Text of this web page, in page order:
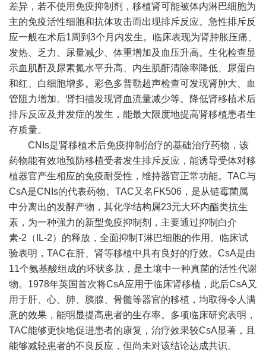
差异，若不使用免疫抑制剂，移植肾可能被体内淋巴细胞为
主的免疫活性细胞和抗体攻击而出现排斥反应。急性排斥反
应一般在术后1周到3个月内发生。临床表现为肾肿胀压痛、
发热、乏力、尿量减少、体重增加及血压升高。生化检查显
示血肌酐及尿素氮水平升高、内生肌酐清除率降低、尿蛋白
和红、白细胞增多。彩色多普勒超声检查可发现肾肿大、血
管阻力增加。肾扫描发现肾血流量减少等。降低肾移植术后
排斥反应及并发症的发生，能最大限度地提高肾移植患者生
存质量。
CNIs是肾移植术后免疫抑制治疗的基础治疗药物，该
药物能有效地预防移植受者发生排斥反应，能诱导受体对移
植器官产生相应的免疫耐受性，维持器官正常功能。TAC与
CsA是CNIs的代表药物。TAC又名FK506，是从链霉菌属
中分离出的发酵产物，其化学结构属23元大环内酯类抗生
素，为一种强力的新型免疫抑制剂，主要通过抑制白介
素-2（IL-2）的释放，全面抑制T淋巴细胞的作用。临床试
验表明，TAC在肝、肾等移植中具有良好的疗效。CsA是由
11个氨基酸组成的环状多肽，是土壤中一种真菌的活性代谢
物。1978年英国首次将CsA应用于临床肾移植，此后CsA又
用于肝、心、肺、胰腺、骨髓等器官的移植，均取得令人满
意的效果，能明显提高患者的生存率。多项临床研究表明，
TAC能够更快地促进患者的康复，治疗效果较CsA显著，且
能够减轻患者的不良反应，但尚未对该结论达成共识。